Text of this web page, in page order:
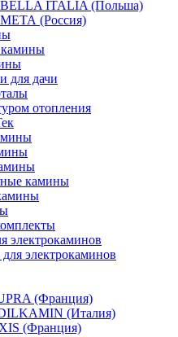
ITALIA (Польша)
(Россия)
камины
для дачи
отопления
камины
электрокаминов
электрокаминов
(Франция)
(Италия)
(Франция)